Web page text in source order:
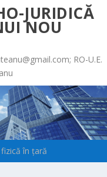
JURIDICĂ
NOU
; RO-U.E.
în țară